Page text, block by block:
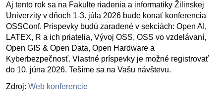
Aj tento rok sa na Fakulte riadenia a informatiky Žilinskej
Univerzity v dňoch 1-3. júla 2026 bude konať konferencia
OSSConf. Príspevky budú zaradené v sekciách: Open AI,
LATEX, R a ich priatelia, Vývoj OSS, OSS vo vzdelávaní,
Open GIS & Open Data, Open Hardware a
Kyberbezpečnosť. Vlastné príspevky je možné registrovať
do 10. júna 2026. Tešíme sa na Vašu návštevu.
Zdroj: Web konferencie